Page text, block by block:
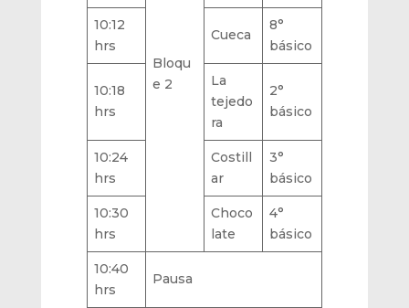
Bloqu
e 2
10:12
hrs
Cueca
8°
básico
10:18
hrs
La
tejedo
ra
2°
básico
10:24
hrs
Costill
ar
3°
básico
10:30
hrs
Choco
late
4°
básico
10:40
hrs
Pausa